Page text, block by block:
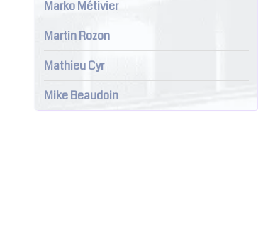
Marko Métivier
Martin Rozon
Mathieu Cyr
Mike Beaudoin